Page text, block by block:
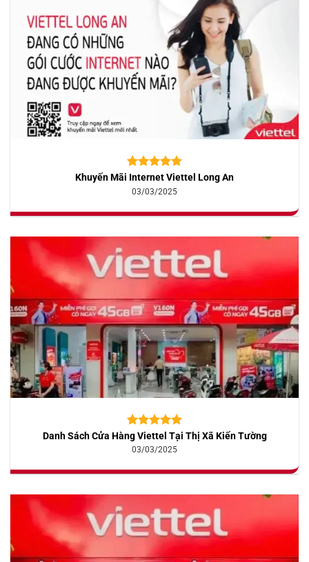
5.00trên 5
dựa trên
10
Khuyến Mãi Internet Viettel Long An
03/03/2025
5.00trên 5
dựa trên
10
Danh Sách Cửa Hàng Viettel Tại Thị Xã Kiến Tường
03/03/2025